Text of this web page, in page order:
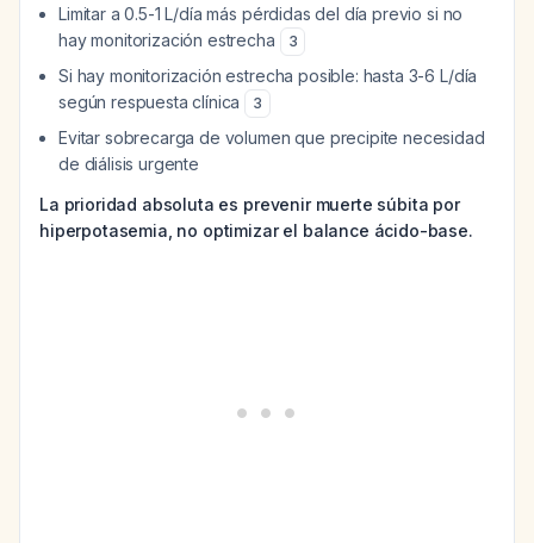
Limitar a 0.5-1 L/día más pérdidas del día previo si no
hay monitorización estrecha
3
Si hay monitorización estrecha posible: hasta 3-6 L/día
según respuesta clínica
3
Evitar sobrecarga de volumen que precipite necesidad
de diálisis urgente
La prioridad absoluta es prevenir muerte súbita por
hiperpotasemia, no optimizar el balance ácido-base.